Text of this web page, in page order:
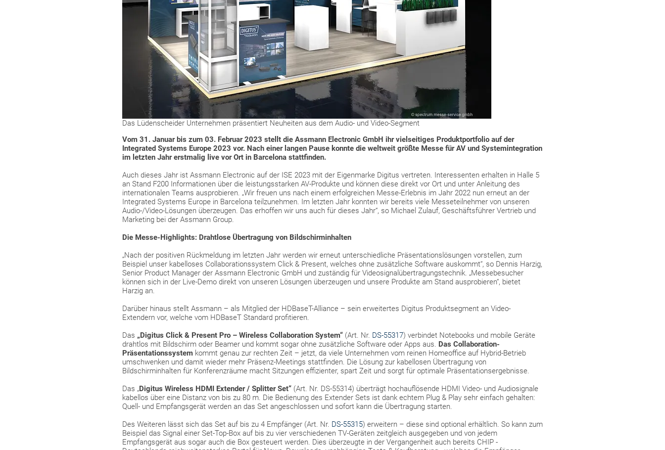
Das Lüdenscheider Unternehmen präsentiert Neuheiten aus dem Audio- und Video-Segment
Vom 31. Januar bis zum 03. Februar 2023 stellt die Assmann Electronic GmbH ihr vielseitiges Produktportfolio auf der
Integrated Systems Europe 2023 vor. Nach einer langen Pause konnte die weltweit größte Messe für AV und Systemintegration
im letzten Jahr erstmalig live vor Ort in Barcelona stattfinden.
Auch dieses Jahr ist Assmann Electronic auf der ISE 2023 mit der Eigenmarke Digitus vertreten. Interessenten erhalten in Halle 5
an Stand F200 Informationen über die leistungsstarken AV-Produkte und können diese direkt vor Ort und unter Anleitung des
internationalen Teams ausprobieren. „Wir freuen uns nach einem erfolgreichen Messe-Erlebnis im Jahr 2022 nun erneut an der
Integrated Systems Europe in Barcelona teilzunehmen. Im letzten Jahr konnten wir bereits viele Messeteilnehmer von unseren
Audio-/Video-Lösungen überzeugen. Das erhoffen wir uns auch für dieses Jahr“, so Michael Zulauf, Geschäftsführer Vertrieb und
Marketing bei der Assmann Group.
Die Messe-Highlights: Drahtlose Übertragung von Bildschirminhalten
„Nach der positiven Rückmeldung im letzten Jahr werden wir erneut unterschiedliche Präsentationslösungen vorstellen, zum
Beispiel unser kabelloses Collaborationssystem Click & Present, welches ohne zusätzliche Software auskommt“, so Dennis Harzig,
Senior Product Manager der Assmann Electronic GmbH und zuständig für Videosignalübertragungstechnik. „Messebesucher
können sich in der Live-Demo direkt von unseren Lösungen überzeugen und unsere Produkte am Stand ausprobieren“, bietet
Harzig an.
Darüber hinaus stellt Assmann – als Mitglied der HDBaseT-Alliance – sein erweitertes Digitus Produktsegment an Video-
Extendern vor, welche vom HDBaseT Standard profitieren.
Das „Digitus Click & Present Pro – Wireless Collaboration System“ (Art. Nr. DS-55317) verbindet Notebooks und mobile Geräte
drahtlos mit Bildschirm oder Beamer und kommt sogar ohne zusätzliche Software oder Apps aus. Das Collaboration-
Präsentationssystem kommt genau zur rechten Zeit – jetzt, da viele Unternehmen vom reinen Homeoffice auf Hybrid-Betrieb
umschwenken und damit wieder mehr Präsenz-Meetings stattfinden. Die Lösung zur kabellosen Übertragung von
Bildschirminhalten für Konferenzräume macht Sitzungen effizienter, spart Zeit und sorgt für optimale Präsentationsergebnisse.
Das „Digitus Wireless HDMI Extender / Splitter Set“ (Art. Nr. DS-55314) überträgt hochauflösende HDMI Video- und Audiosignale
kabellos über eine Distanz von bis zu 80 m. Die Bedienung des Extender Sets ist dank echtem Plug & Play sehr einfach gehalten:
Quell- und Empfangsgerät werden an das Set angeschlossen und sofort kann die Übertragung starten.
Des Weiteren lässt sich das Set auf bis zu 4 Empfänger (Art. Nr. DS-55315) erweitern – diese sind optional erhältlich. So kann zum
Beispiel das Signal einer Set-Top-Box auf bis zu vier verschiedenen TV-Geräten zeitgleich ausgegeben und von jedem
Empfangsgerät aus sogar auch die Box gesteuert werden. Dies überzeugte in der Vergangenheit auch bereits CHIP -